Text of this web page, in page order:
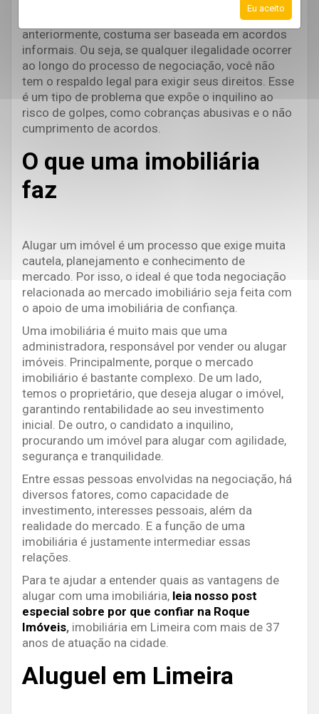
Eu aceito
A locação direto com o proprietário, como dito
anteriormente, costuma ser baseada em acordos
informais. Ou seja, se qualquer ilegalidade ocorrer
ao longo do processo de negociação, você não
tem o respaldo legal para exigir seus direitos. Esse
é um tipo de problema que expõe o inquilino ao
risco de golpes, como cobranças abusivas e o não
cumprimento de acordos.
O que uma imobiliária
faz
Alugar um imóvel é um processo que exige muita
cautela, planejamento e conhecimento de
mercado. Por isso, o ideal é que toda negociação
relacionada ao mercado imobiliário seja feita com
o apoio de uma imobiliária de confiança.
Uma imobiliária é muito mais que uma
administradora, responsável por vender ou alugar
imóveis. Principalmente, porque o mercado
imobiliário é bastante complexo. De um lado,
temos o proprietário, que deseja alugar o imóvel,
garantindo rentabilidade ao seu investimento
inicial. De outro, o candidato a inquilino,
procurando um imóvel para alugar com agilidade,
segurança e tranquilidade.
Entre essas pessoas envolvidas na negociação, há
diversos fatores, como capacidade de
investimento, interesses pessoais, além da
realidade do mercado. E a função de uma
imobiliária é justamente intermediar essas
relações.
Para te ajudar a entender quais as vantagens de
alugar com uma imobiliária, leia nosso post
especial sobre por que confiar na Roque
Imóveis, imobiliária em Limeira com mais de 37
anos de atuação na cidade.
Aluguel em Limeira